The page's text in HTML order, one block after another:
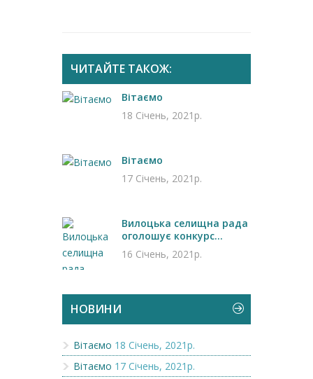
ЧИТАЙТЕ ТАКОЖ:
Вітаємо
18 Січень, 2021р.
Вітаємо
17 Січень, 2021р.
Вилоцька селищна рада
оголошує конкурс...
16 Січень, 2021р.
НОВИНИ
Вітаємо 18 Січень, 2021р.
Вітаємо 17 Січень, 2021р.